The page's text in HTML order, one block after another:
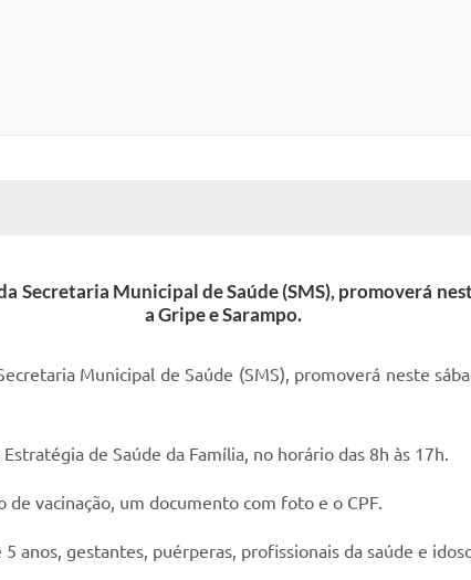
Municipal de Saúde (SMS), promoverá
a Gripe e Sarampo.
Municipal de Saúde (SMS), promoverá neste
de Saúde da Família, no horário das 8h às 17h.
de vacinação, um documento com foto e o CPF.
anos, gestantes, puérperas, profissionais da saúde e